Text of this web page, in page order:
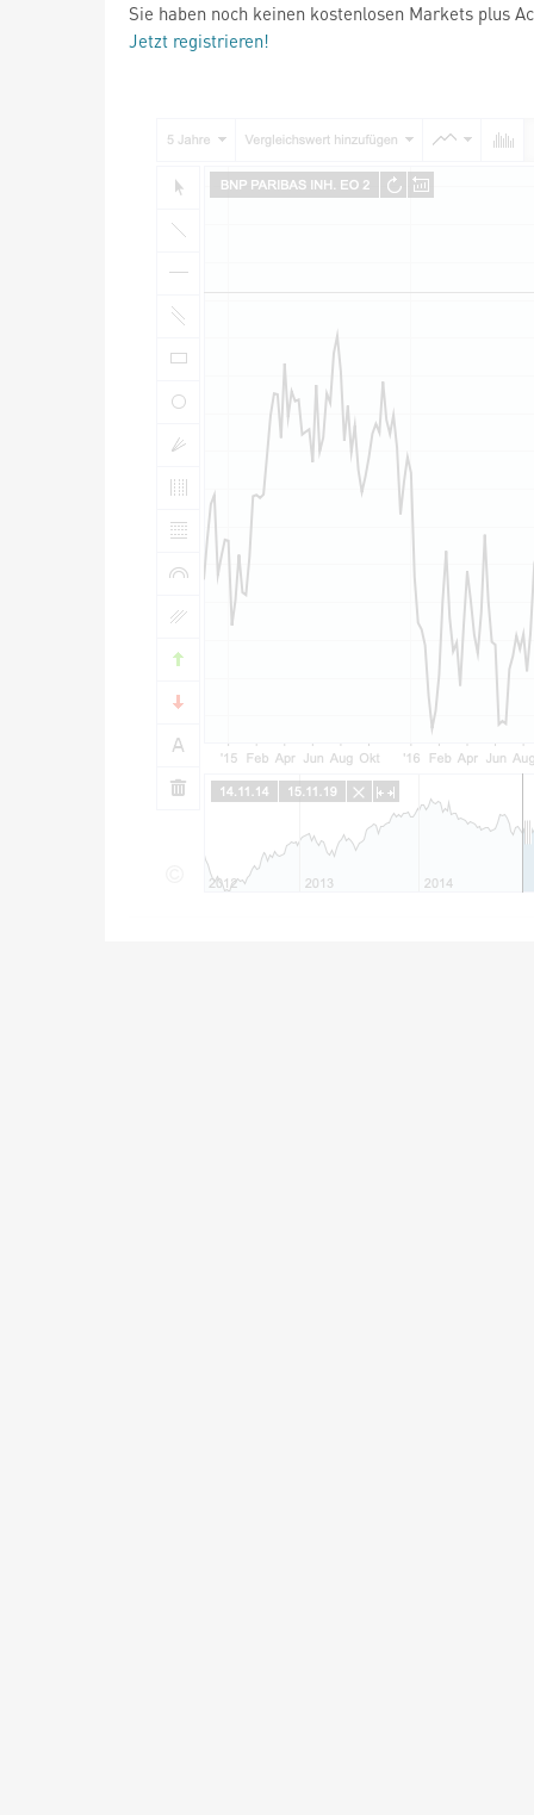
Sie haben noch keinen kostenlosen Markets plus
Jetzt registrieren!